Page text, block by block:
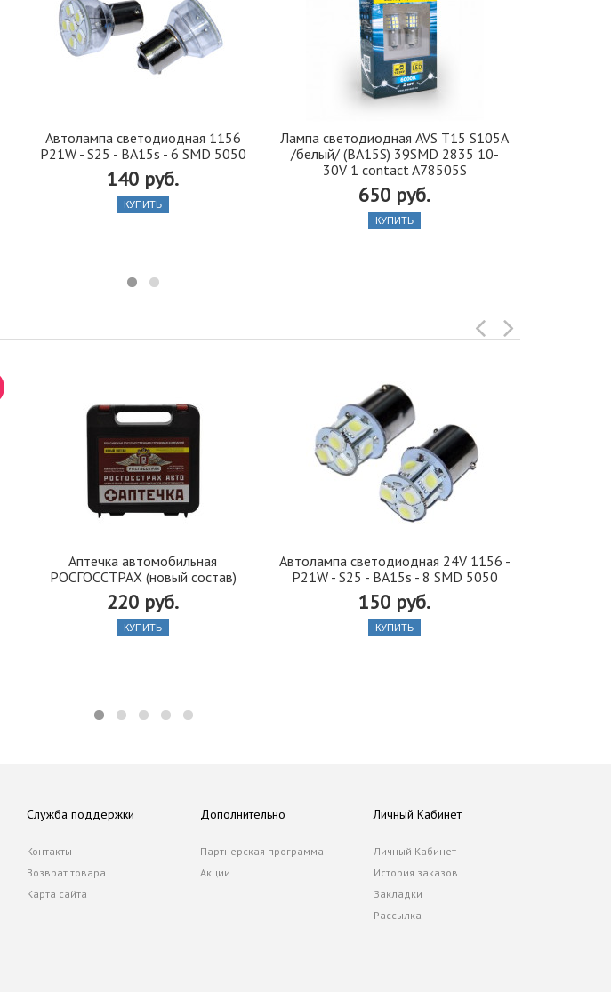
Автолампа светодиодная 1156
P21W - S25 - BA15s - 6 SMD 5050
140 руб.
КУПИТЬ
Лампа светодиодная AVS T15 S105A
/белый/ (BA15S) 39SMD 2835 10-
30V 1 contact A78505S
650 руб.
КУПИТЬ
Аптечка автомобильная
РОСГОССТРАХ (новый состав)
220 руб.
КУПИТЬ
Автолампа cветодиодная 24V 1156 -
P21W - S25 - BA15s - 8 SMD 5050
150 руб.
КУПИТЬ
Служба поддержки
Контакты
Возврат товара
Карта сайта
Дополнительно
Партнерская программа
Акции
Личный Кабинет
Личный Кабинет
История заказов
Закладки
Рассылка